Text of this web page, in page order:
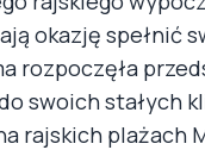
okazję spełnić
rozpoczęła
swoich stałych
rajskich plażach